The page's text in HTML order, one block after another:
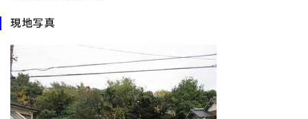
現地写真